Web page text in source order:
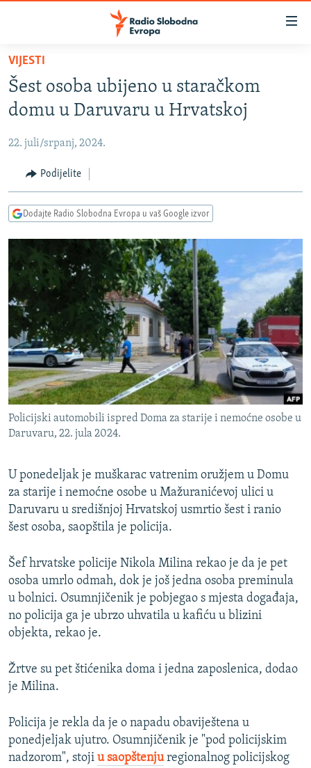
Pređite
na
glavni
sadržaj
na
navigaciju
Pređite
na
VIJESTI
BOSNA I HERCEGOVINA
KOSOVO
CRNA GORA
VIDEO
FOTOGALERIJE
INFOGRAFIKE
PODCASTI
RAT U UKRAJINI
KINA NA BALKANU
RSE PRIČE IZ SVIJETA
ISPRIČAJ MI
DNEVNO@RSE
SPECIJALI RSE
VIŠE OD NASLOVA
GENOCID U SREBRENICI
TV LIBERTY
POST SCRIPTUM
MOJA EVROPA
SVE KARTE DEJTONA
NASTANAK I RASPAD JUGOSLAVIJE
PRATITE NAS
Sve RFE/RL stranice
VIJESTI
Šest osoba ubijeno u staračkom
domu u Daruvaru u Hrvatskoj
22. juli/srpanj, 2024.
Podijelite
Dodajte Radio Slobodna Evropa u vaš Google izvor
Policijski automobili ispred Doma za starije i nemoćne osobe u
Daruvaru, 22. jula 2024.
U ponedeljak je muškarac vatrenim oružjem u Domu
za starije i nemoćne osobe u Mažuranićevoj ulici u
Daruvaru u središnjoj Hrvatskoj usmrtio šest i ranio
šest osoba, saopštila je policija.
Šef hrvatske policije Nikola Milina rekao je da je pet
osoba umrlo odmah, dok je još jedna osoba preminula
u bolnici. Osumnjičenik je pobjegao s mjesta događaja,
no policija ga je ubrzo uhvatila u kafiću u blizini
objekta, rekao je.
Žrtve su pet štićenika doma i jedna zaposlenica, dodao
je Milina.
Policija je rekla da je o napadu obaviještena u
ponedjeljak ujutro. Osumnjičenik je "pod policijskim
nadzorom", stoji u saopštenjuregionalnog policijskog